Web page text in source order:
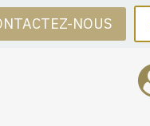
NOUS